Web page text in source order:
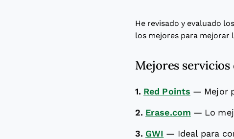
He revisado y evaluado
los mejores para mejorar
Mejores
1. Red Points — Mejor
2. Erase.com — Lo
3. GWI — Ideal para